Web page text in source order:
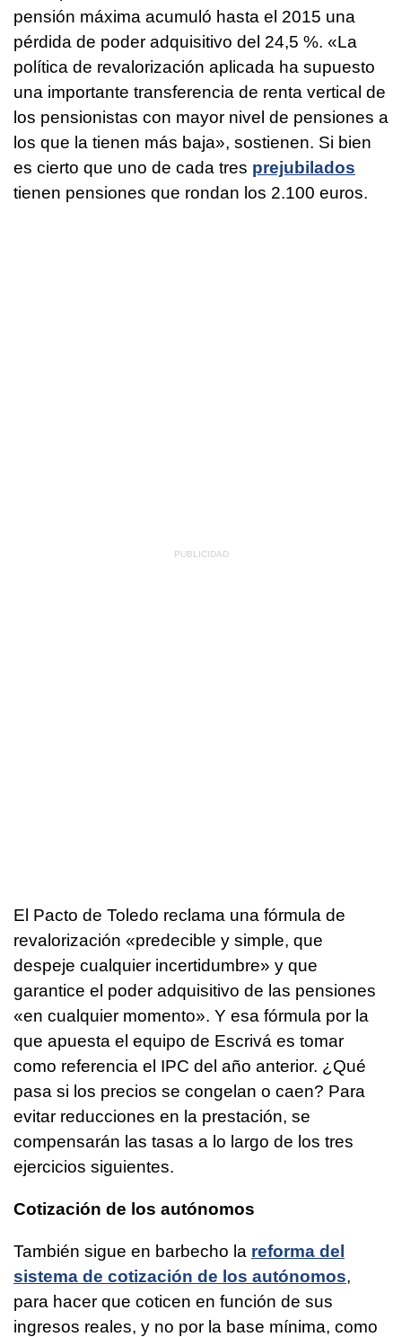
pensión máxima acumuló hasta el 2015 una
pérdida de poder adquisitivo del 24,5 %. «La
política de revalorización aplicada ha supuesto
una importante transferencia de renta vertical de
los pensionistas con mayor nivel de pensiones a
los que la tienen más baja», sostienen. Si bien
es cierto que uno de cada tres prejubilados
tienen pensiones que rondan los 2.100 euros.
El Pacto de Toledo reclama una fórmula de
revalorización «predecible y simple, que
despeje cualquier incertidumbre» y que
garantice el poder adquisitivo de las pensiones
«en cualquier momento». Y esa fórmula por la
que apuesta el equipo de Escrivá es tomar
como referencia el IPC del año anterior. ¿Qué
pasa si los precios se congelan o caen? Para
evitar reducciones en la prestación, se
compensarán las tasas a lo largo de los tres
ejercicios siguientes.
Cotización de los autónomos
También sigue en barbecho la reforma del
sistema de cotización de los autónomos,
para hacer que coticen en función de sus
ingresos reales, y no por la base mínima, como